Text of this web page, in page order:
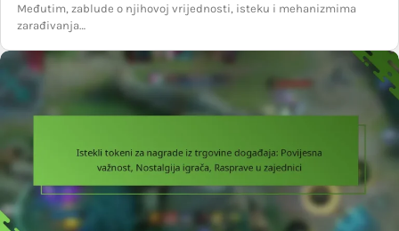
Međutim, zablude o njihovoj vrijednosti, isteku i mehanizmima
zarađivanja…